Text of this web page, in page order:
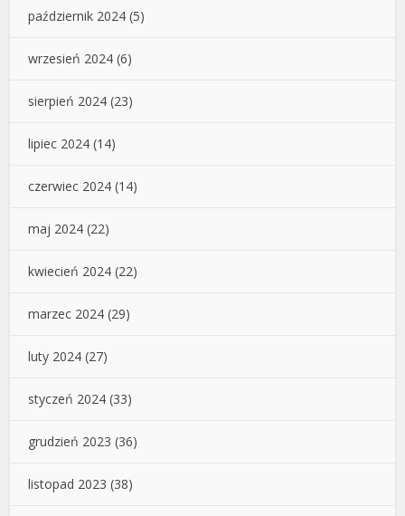
październik 2024 (5)
wrzesień 2024 (6)
sierpień 2024 (23)
lipiec 2024 (14)
czerwiec 2024 (14)
maj 2024 (22)
kwiecień 2024 (22)
marzec 2024 (29)
luty 2024 (27)
styczeń 2024 (33)
grudzień 2023 (36)
listopad 2023 (38)